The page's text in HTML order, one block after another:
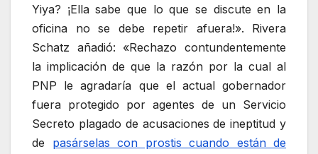
Yiya? ¡Ella sabe que lo que se discute en la
oficina no se debe repetir afuera!». Rivera
Schatz añadió: «Rechazo contundentemente
la implicación de que la razón por la cual al
PNP le agradaría que el actual gobernador
fuera protegido por agentes de un Servicio
Secreto plagado de acusaciones de ineptitud y
de pasárselas con prostis cuando están de